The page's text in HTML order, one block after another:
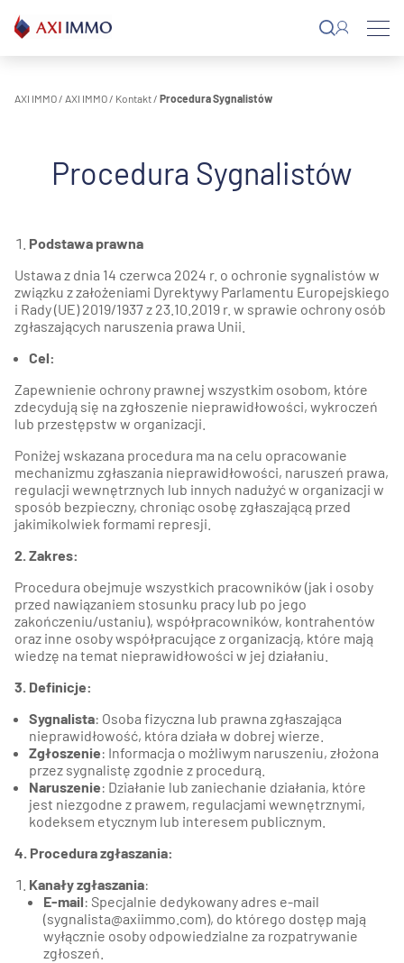
do
treści
AXI IMMO / AXI IMMO / Kontakt / Procedura Sygnalistów
Procedura Sygnalistów
Podstawa prawna
Ustawa z dnia 14 czerwca 2024 r. o ochronie sygnalistów w
związku z założeniami Dyrektywy Parlamentu Europejskiego
i Rady (UE) 2019/1937 z 23.10.2019 r. w sprawie ochrony osób
zgłaszających naruszenia prawa Unii.
Cel:
Zapewnienie ochrony prawnej wszystkim osobom, które
zdecydują się na zgłoszenie nieprawidłowości, wykroczeń
lub przestępstw w organizacji.
Poniżej wskazana procedura ma na celu opracowanie
mechanizmu zgłaszania nieprawidłowości, naruszeń prawa,
regulacji wewnętrznych lub innych nadużyć w organizacji w
sposób bezpieczny, chroniąc osobę zgłaszającą przed
jakimikolwiek formami represji.
2. Zakres:
Procedura obejmuje wszystkich pracowników (jak i osoby
przed nawiązaniem stosunku pracy lub po jego
zakończeniu/ustaniu), współpracowników, kontrahentów
oraz inne osoby współpracujące z organizacją, które mają
wiedzę na temat nieprawidłowości w jej działaniu.
3. Definicje:
Sygnalista: Osoba fizyczna lub prawna zgłaszająca
nieprawidłowość, która działa w dobrej wierze.
Zgłoszenie: Informacja o możliwym naruszeniu, złożona
przez sygnalistę zgodnie z procedurą.
Naruszenie: Działanie lub zaniechanie działania, które
jest niezgodne z prawem, regulacjami wewnętrznymi,
kodeksem etycznym lub interesem publicznym.
4. Procedura zgłaszania:
Kanały zgłaszania:
E-mail: Specjalnie dedykowany adres e-mail
(sygnalista@axiimmo.com), do którego dostęp mają
wyłącznie osoby odpowiedzialne za rozpatrywanie
zgłoszeń.